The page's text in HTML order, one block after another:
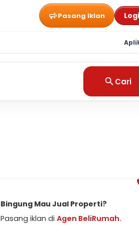
Pasang Iklan
Cari
Bingung Mau Jual Properti?
Pasang iklan di Agen BeliRumah.